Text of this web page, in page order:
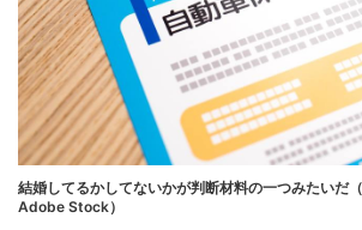
結婚してるかしてないかが判断材料の一つみたいだ
Adobe Stock）